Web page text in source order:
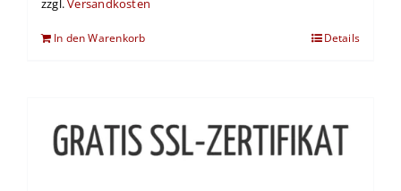
zzgl.Versandkosten
In den Warenkorb Details